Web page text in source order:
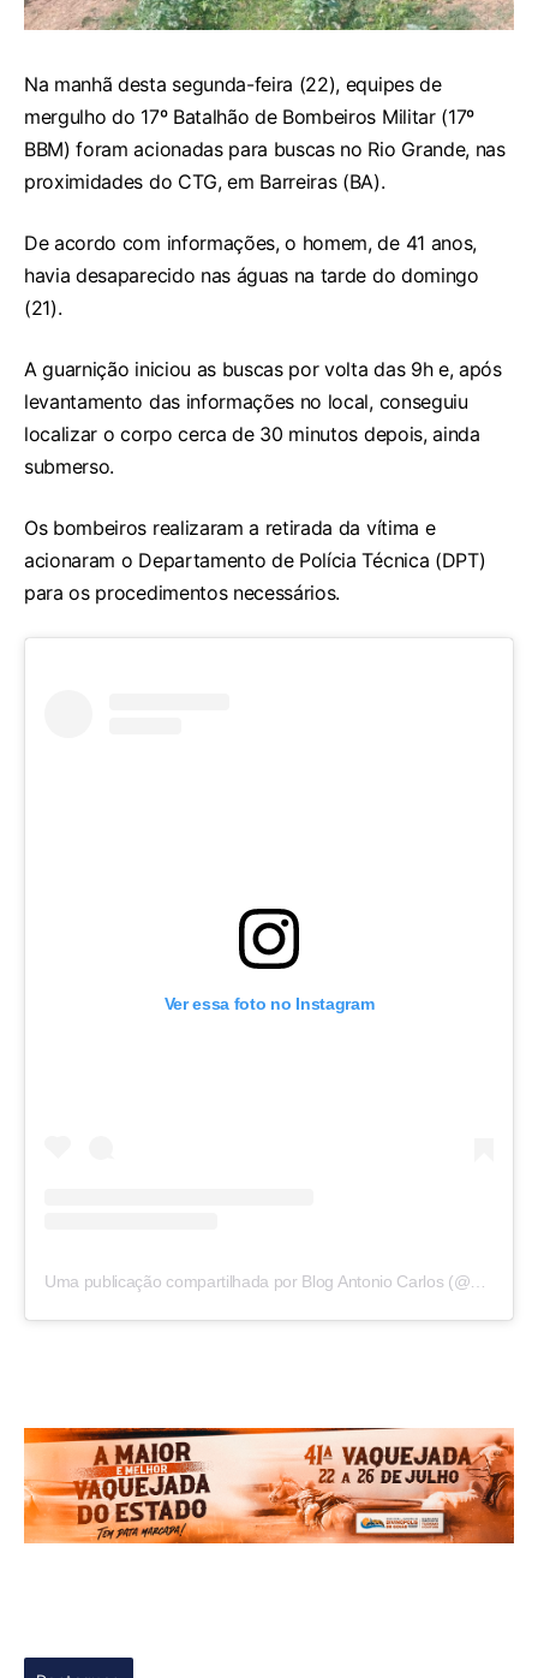
Na manhã desta segunda-feira (22), equipes de
mergulho do 17º Batalhão de Bombeiros Militar (17º
BBM) foram acionadas para buscas no Rio Grande, nas
proximidades do CTG, em Barreiras (BA).
De acordo com informações, o homem, de 41 anos,
havia desaparecido nas águas na tarde do domingo
(21).
A guarnição iniciou as buscas por volta das 9h e, após
levantamento das informações no local, conseguiu
localizar o corpo cerca de 30 minutos depois, ainda
submerso.
Os bombeiros realizaram a retirada da vítima e
acionaram o Departamento de Polícia Técnica (DPT)
para os procedimentos necessários.
Ver essa foto no Instagram
Uma publicação compartilhada por Blog Antonio Carlos (@blogantoniocarlos)